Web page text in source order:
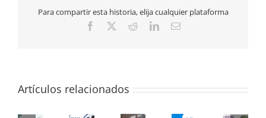
de
suministro
Para compartir esta historia, elija cualquier plataforma
Facebook RedditLinkedInCorreo
Artículos relacionados